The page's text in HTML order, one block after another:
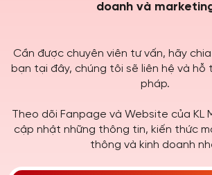
doanh và
Cần được chuyên viên tư vấn, hãy
bạn tại đây, chúng tôi sẽ liên hệ và hỗ
pháp.
Theo dõi Fanpage và Website của KL
cập nhật những thông tin, kiến thức
thông và kinh doanh